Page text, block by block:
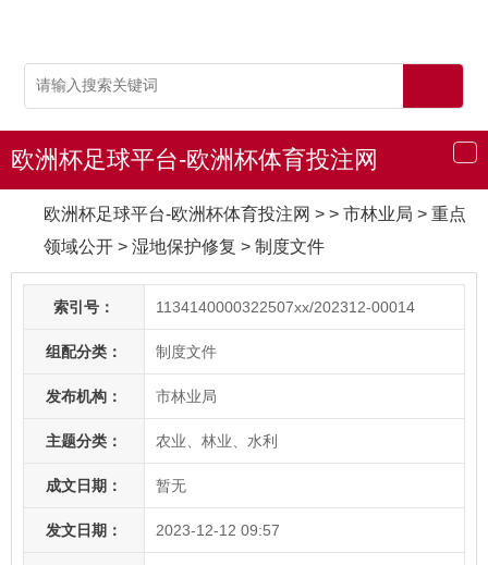
导
航
欧洲杯足球平台-欧洲杯体育投注网
欧洲杯足球平台-欧洲杯体育投注网 > > 市林业局 > 重点
领域公开 > 湿地保护修复 > 制度文件
索引号： 1134140000322507xx/202312-00014
组配分类： 制度文件
发布机构： 市林业局
主题分类： 农业、林业、水利
成文日期： 暂无
发文日期： 2023-12-12 09:57